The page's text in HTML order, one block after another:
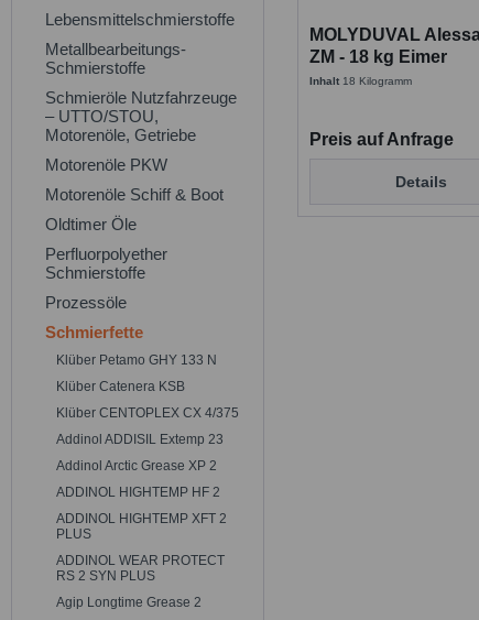
Lebensmittelschmierstoffe
Metallbearbeitungs-
Schmierstoffe
Schmieröle Nutzfahrzeuge
– UTTO/STOU,
Motorenöle, Getriebe
Motorenöle PKW
Motorenöle Schiff & Boot
Oldtimer Öle
Perfluorpolyether
Schmierstoffe
Prozessöle
Schmierfette
Klüber Petamo GHY 133 N
Klüber Catenera KSB
Klüber CENTOPLEX CX 4/375
Addinol ADDISIL Extemp 23
Addinol Arctic Grease XP 2
ADDINOL HIGHTEMP HF 2
ADDINOL HIGHTEMP XFT 2
PLUS
ADDINOL WEAR PROTECT
RS 2 SYN PLUS
Agip Longtime Grease 2
MOLYDUVAL
ZM - 18 kg Eimer
Inhalt 18 Kilogramm
Preis auf Anfrage
Details